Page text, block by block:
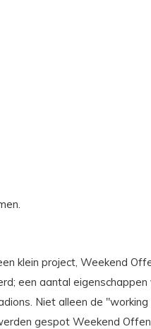
klein project, Weekend
een aantal
Niet alleen de
gespot Weekend